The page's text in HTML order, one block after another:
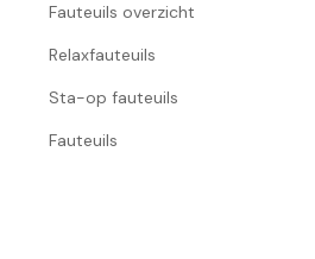
Fauteuils overzicht
Relaxfauteuils
Sta-op fauteuils
Fauteuils